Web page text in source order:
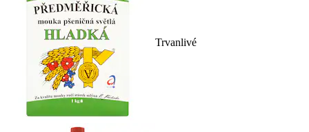
Trvanlivé